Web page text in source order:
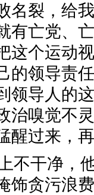
名裂，给
有亡党、
这个运动
的领导责
领导人的
治嗅觉不
醒过来，
不干净，
饰贪污浪